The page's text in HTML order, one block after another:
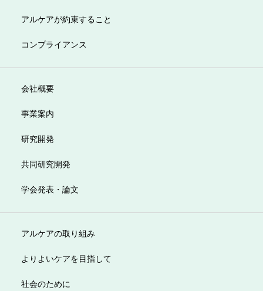
アルケアが約束すること
コンプライアンス
会社概要
事業案内
研究開発
共同研究開発
学会発表・論文
アルケアの取り組み
よりよいケアを目指して
社会のために